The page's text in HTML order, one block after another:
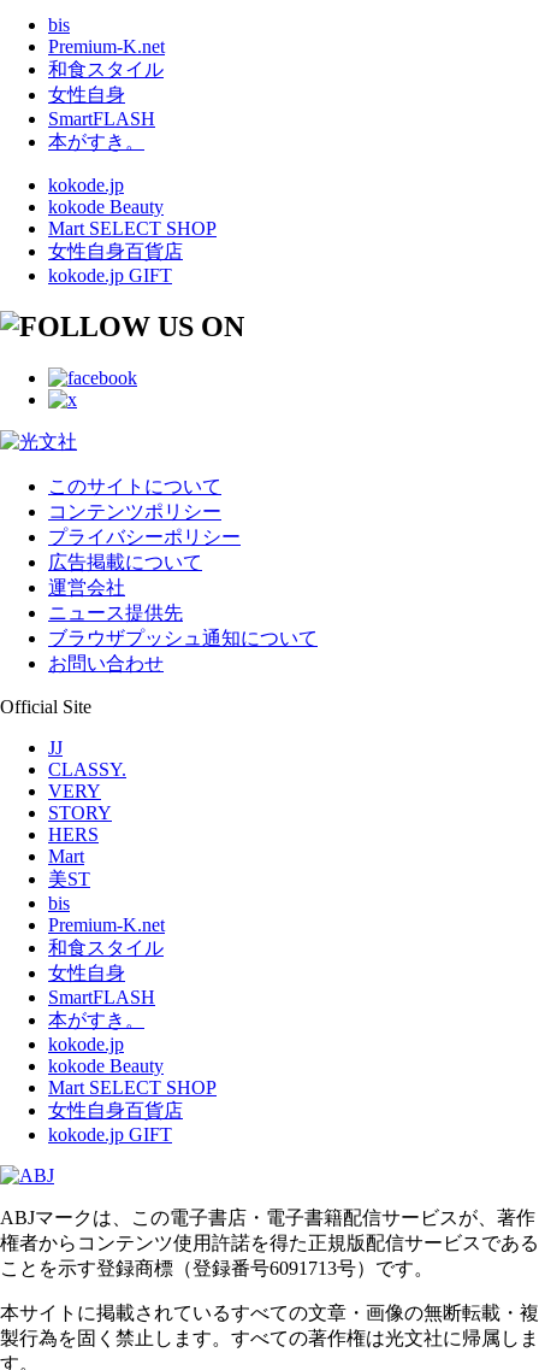
bis
Premium-K.net
和食スタイル
女性自身
SmartFLASH
本がすき。
kokode.jp
kokode Beauty
Mart SELECT SHOP
女性自身百貨店
kokode.jp GIFT
このサイトについて
コンテンツポリシー
プライバシーポリシー
広告掲載について
運営会社
ニュース提供先
ブラウザプッシュ通知について
お問い合わせ
Official Site
JJ
CLASSY.
VERY
STORY
HERS
Mart
美ST
bis
Premium-K.net
和食スタイル
女性自身
SmartFLASH
本がすき。
kokode.jp
kokode Beauty
Mart SELECT SHOP
女性自身百貨店
kokode.jp GIFT
ABJマークは、この電子書店・電子書籍配信サービスが、著作
権者からコンテンツ使用許諾を得た正規版配信サービスである
ことを示す登録商標（登録番号6091713号）です。
本サイトに掲載されているすべての文章・画像の無断転載・複
製行為を固く禁止します。すべての著作権は光文社に帰属しま
す。